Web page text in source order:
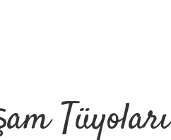
Tüyoları